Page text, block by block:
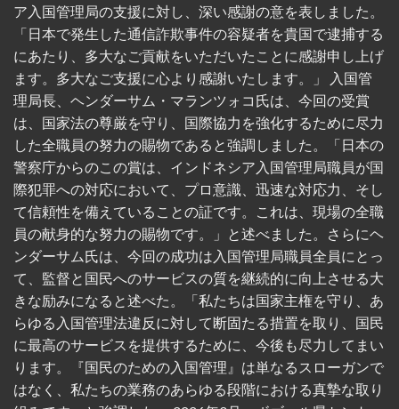
ア入国管理局の支援に対し、深い感謝の意を表しました。
「日本で発生した通信詐欺事件の容疑者を貴国で逮捕する
にあたり、多大なご貢献をいただいたことに感謝申し上げ
ます。多大なご支援に心より感謝いたします。」 入国管
理局長、ヘンダーサム・マランツォコ氏は、今回の受賞
は、国家法の尊厳を守り、国際協力を強化するために尽力
した全職員の努力の賜物であると強調しました。「日本の
警察庁からのこの賞は、インドネシア入国管理局職員が国
際犯罪への対応において、プロ意識、迅速な対応力、そし
て信頼性を備えていることの証です。これは、現場の全職
員の献身的な努力の賜物です。」と述べました。さらにヘ
ンダーサム氏は、今回の成功は入国管理局職員全員にとっ
て、監督と国民へのサービスの質を継続的に向上させる大
きな励みになると述べた。「私たちは国家主権を守り、あ
らゆる入国管理法違反に対して断固たる措置を取り、国民
に最高のサービスを提供するために、今後も尽力してまい
ります。『国民のための入国管理』は単なるスローガンで
はなく、私たちの業務のあらゆる段階における真摯な取り